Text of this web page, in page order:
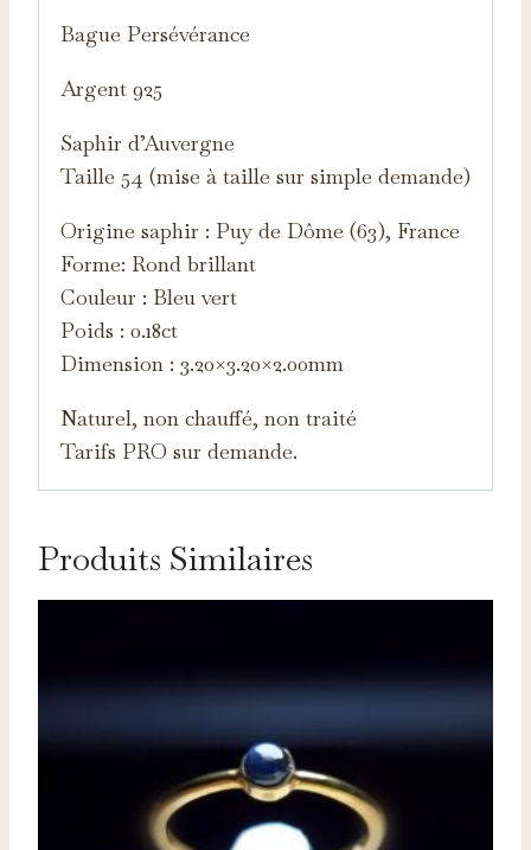
Bague Persévérance
Argent 925
Saphir d’Auvergne
Taille 54 (mise à taille sur simple demande)
Origine saphir : Puy de Dôme (63), France
Forme: Rond brillant
Couleur : Bleu vert
Poids : 0.18ct
Dimension : 3.20×3.20×2.00mm
Naturel, non chauffé, non traité
Tarifs PRO sur demande.
Produits Similaires